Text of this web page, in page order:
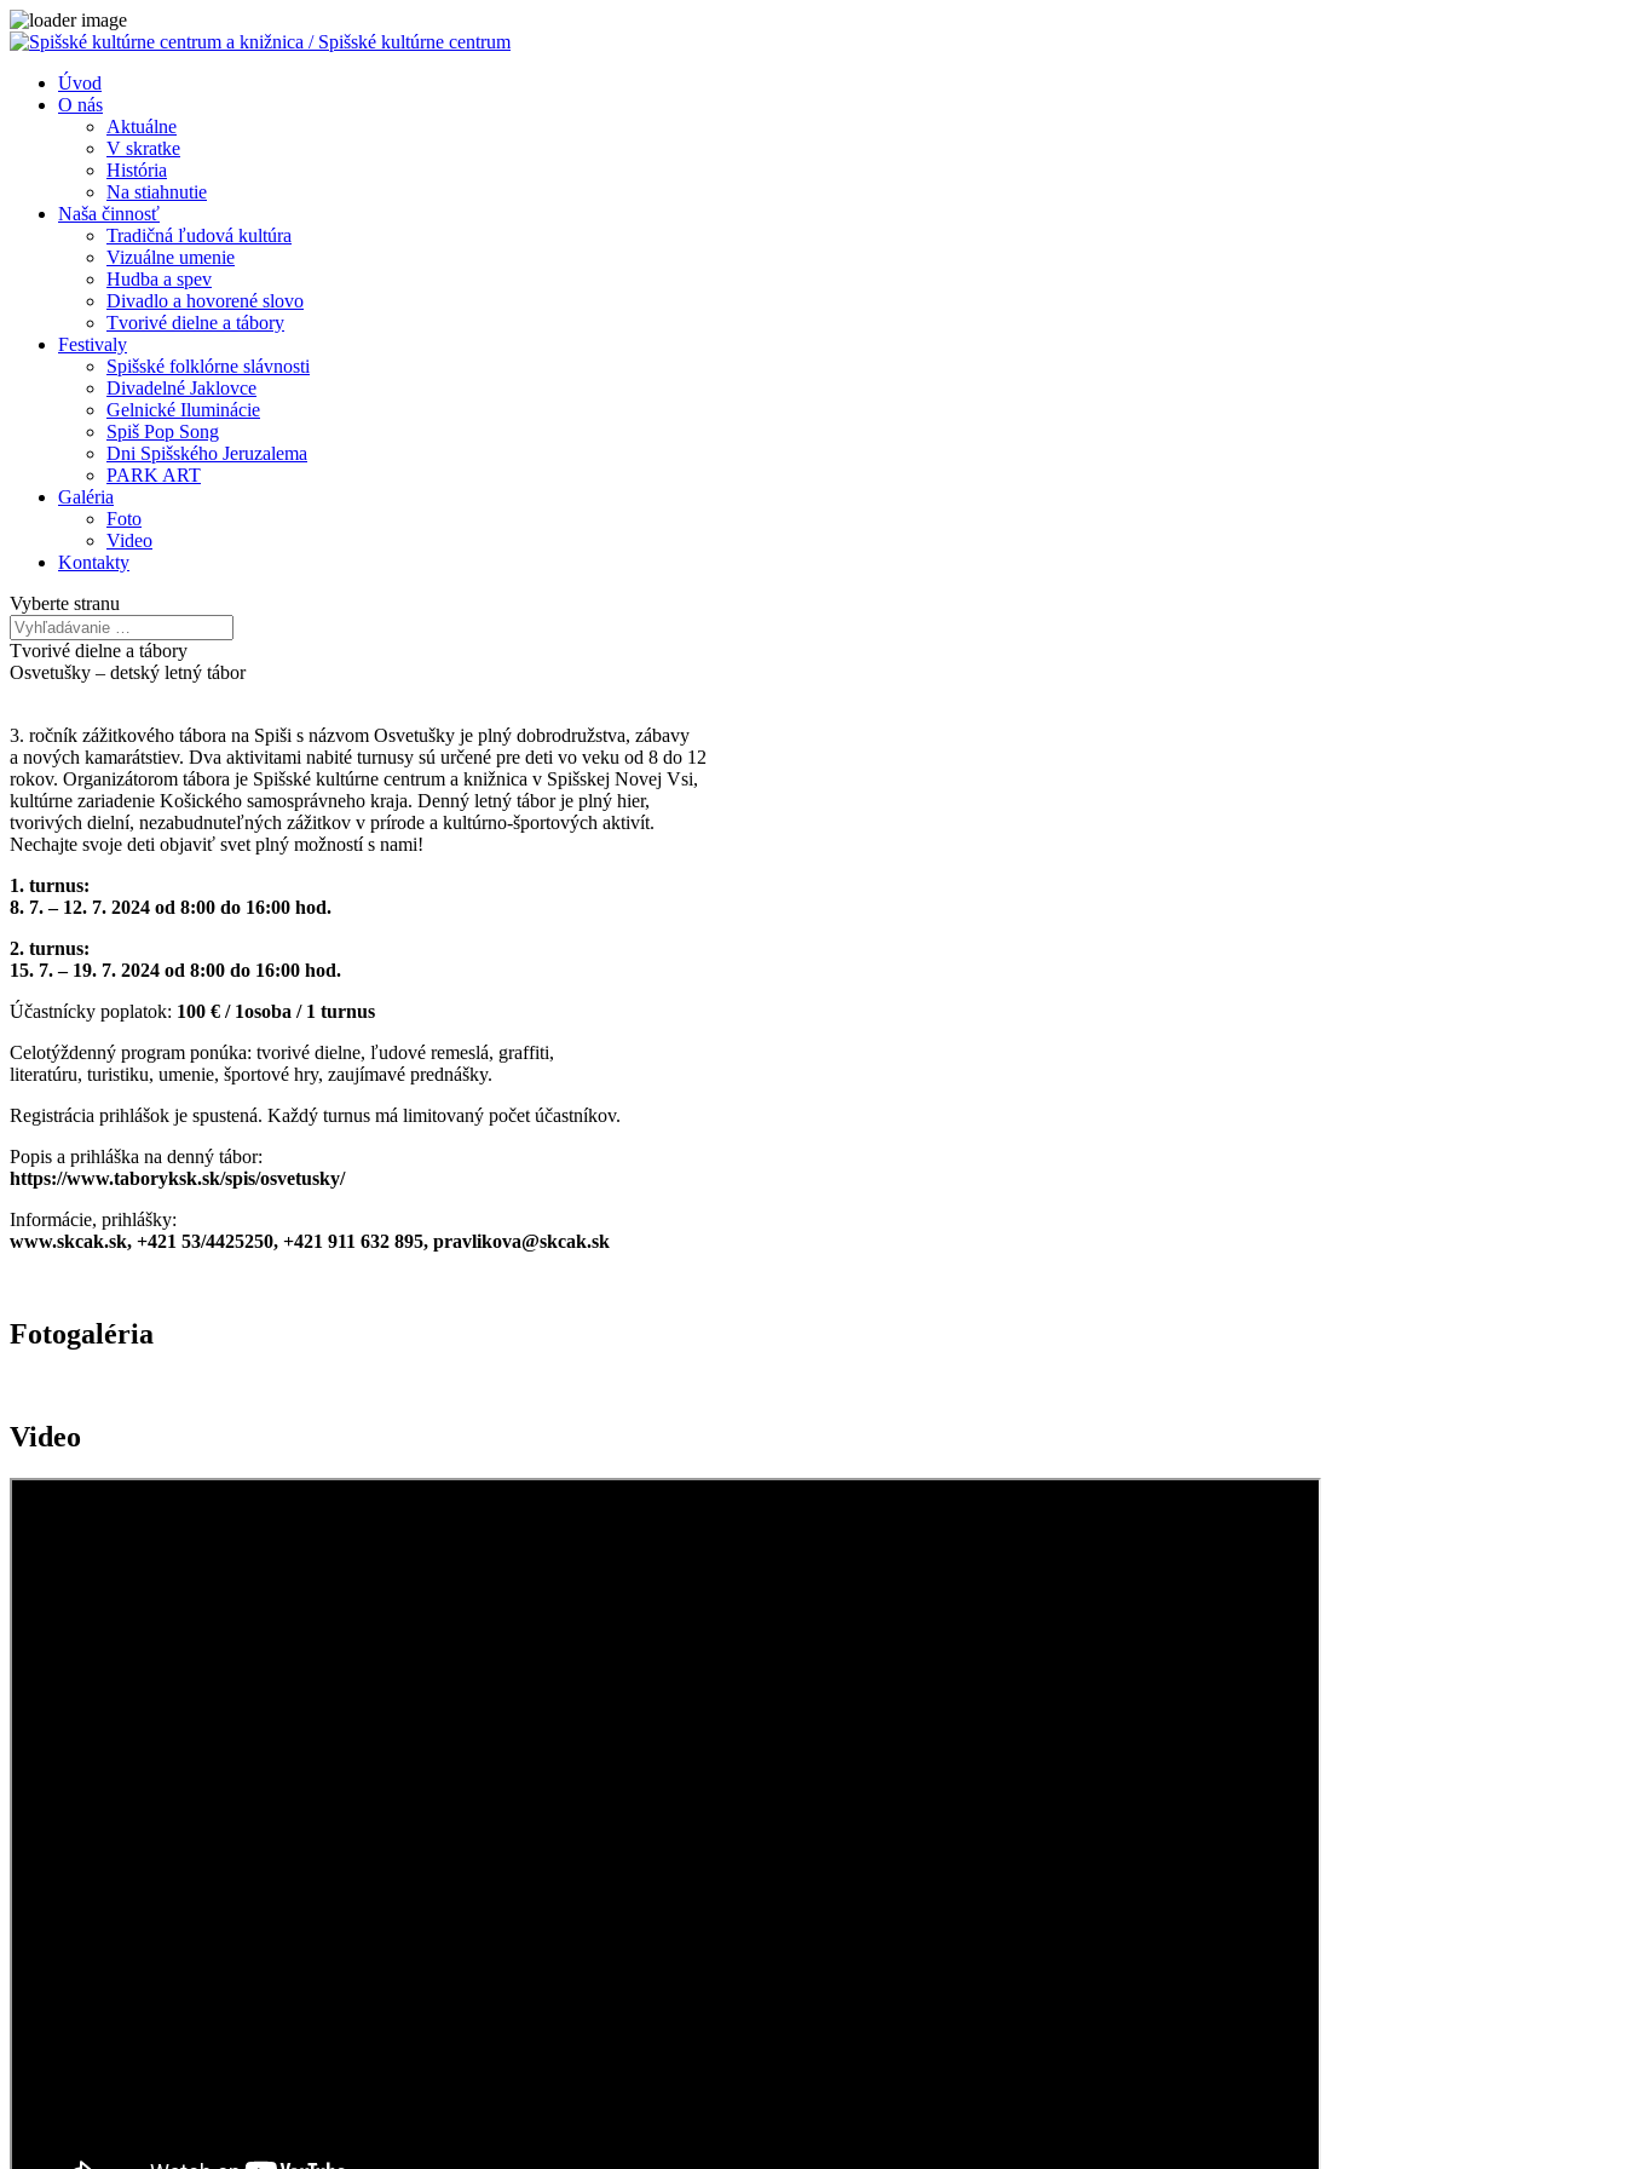
Close
Úvod
O nás
Aktuálne
V skratke
História
Na stiahnutie
Naša činnosť
Tradičná ľudová kultúra
Vizuálne umenie
Hudba a spev
Divadlo a hovorené slovo
Tvorivé dielne a tábory
Festivaly
Spišské folklórne slávnosti
Divadelné Jaklovce
Gelnické Iluminácie
Spiš Pop Song
Dni Spišského Jeruzalema
PARK ART
Galéria
Foto
Video
Kontakty
Vyberte stranu
Tvorivé dielne a tábory
Osvetušky – detský letný tábor
3. ročník zážitkového tábora na Spiši s názvom Osvetušky je plný dobrodružstva, zábavy
a nových kamarátstiev. Dva aktivitami nabité turnusy sú určené pre deti vo veku od 8 do 12
rokov. Organizátorom tábora je Spišské kultúrne centrum a knižnica v Spišskej Novej Vsi,
kultúrne zariadenie Košického samosprávneho kraja. Denný letný tábor je plný hier,
tvorivých dielní, nezabudnuteľných zážitkov v prírode a kultúrno-športových aktivít.
Nechajte svoje deti objaviť svet plný možností s nami!
1. turnus:
8. 7. – 12. 7. 2024 od 8:00 do 16:00 hod.
2. turnus:
15. 7. – 19. 7. 2024 od 8:00 do 16:00 hod.
Účastnícky poplatok: 100 € / 1osoba / 1 turnus
Celotýždenný program ponúka: tvorivé dielne, ľudové remeslá, graffiti,
literatúru, turistiku, umenie, športové hry, zaujímavé prednášky.
Registrácia prihlášok je spustená. Každý turnus má limitovaný počet účastníkov.
Popis a prihláška na denný tábor:
https://www.taboryksk.sk/spis/osvetusky/
Informácie, prihlášky:
www.skcak.sk, +421 53/4425250, +421 911 632 895, pravlikova@skcak.sk
Fotogaléria
Video